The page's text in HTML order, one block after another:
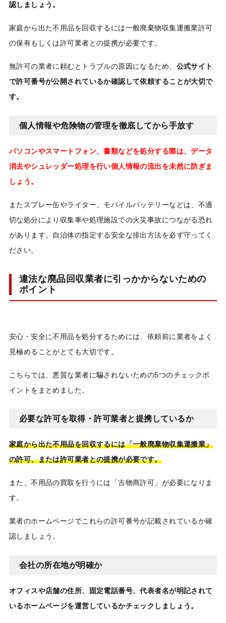
認しましょう。
家庭から出た不用品を回収するには一般廃棄物収集運搬業許可
の保有もしくは許可業者との提携が必要です。
無許可の業者に頼むとトラブルの原因になるため、 公式サイト
で許可番号が公開されているか確認して依頼することが大切で
す。
個人情報や危険物の管理を徹底してから手放す
パソコンやスマートフォン、書類などを処分する際は、データ
消去やシュレッダー処理を行い個人情報の流出を未然に防ぎま
しょう。
またスプレー缶やライター、モバイルバッテリーなどは、不適
切な処分により収集車や処理施設での火災事故につながる恐れ
があります。自治体の指定する安全な排出方法を必ず守ってく
ださい。
違法な廃品回収業者に引っかからないための
ポイント
安心・安全に不用品を処分するためには、依頼前に業者をよく
見極めることがとても大切です。
こちらでは、悪質な業者に騙されないための5つのチェックポ
イントをまとめました。
必要な許可を取得・許可業者と提携しているか
家庭から出た不用品を回収するには「一般廃棄物収集運搬業」
の許可、または許可業者との提携が必要です。
また、不用品の買取を行うには「古物商許可」が必要になりま
す。
業者のホームページでこれらの許可番号が記載されているか確
認しましょう。
会社の所在地が明確か
オフィスや店舗の住所、固定電話番号、代表者名が明記されて
いるホームページを運営しているかチェックしましょう。